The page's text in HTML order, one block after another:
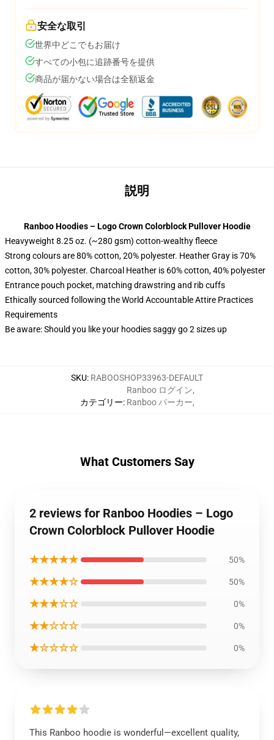
安全な取引
世界中どこでもお届け
すべての小包に追跡番号を提供
商品が届かない場合は全額返金
説明
Ranboo Hoodies – Logo Crown Colorblock Pullover Hoodie
Heavyweight 8.25 oz. (~280 gsm) cotton-wealthy fleece
Strong colours are 80% cotton, 20% polyester. Heather Gray is 70%
cotton, 30% polyester. Charcoal Heather is 60% cotton, 40% polyester
Entrance pouch pocket, matching drawstring and rib cuffs
Ethically sourced following the World Accountable Attire Practices
Requirements
Be aware: Should you like your hoodies saggy go 2 sizes up
SKU: RABOOSHOP33963-DEFAULT
カテゴリー:
Ranboo ログイン,
Ranboo パーカー,
What Customers Say
2 reviews for Ranboo Hoodies – Logo
Crown Colorblock Pullover Hoodie
★★★★★ 50%
★★★★☆ 50%
★★★☆☆ 0%
★★☆☆☆ 0%
★☆☆☆☆ 0%
This Ranboo hoodie is wonderful—excellent quality,